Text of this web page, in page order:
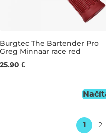
31,5 mm
Burgtec The Bartender Pro
Greg Minnaar race red
25.90 €
1 2